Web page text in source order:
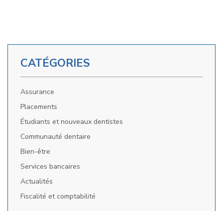
CATÉGORIES
Assurance
Placements
Étudiants et nouveaux dentistes
Communauté dentaire
Bien-être
Services bancaires
Actualités
Fiscalité et comptabilité